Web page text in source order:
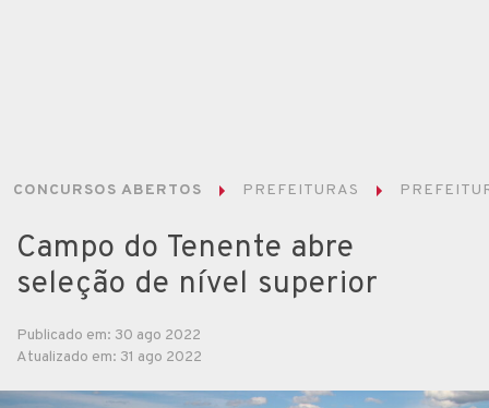
CONCURSOS ABERTOS PREFEITURAS
Campo do Tenente abre
seleção de nível superior
Publicado em: 30 ago 2022
Atualizado em: 31 ago 2022